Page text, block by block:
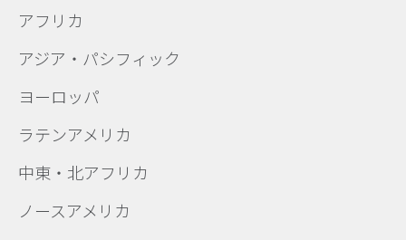
アフリカ
アジア・パシフィック
ヨーロッパ
ラテンアメリカ
中東・北アフリカ
ノースアメリカ